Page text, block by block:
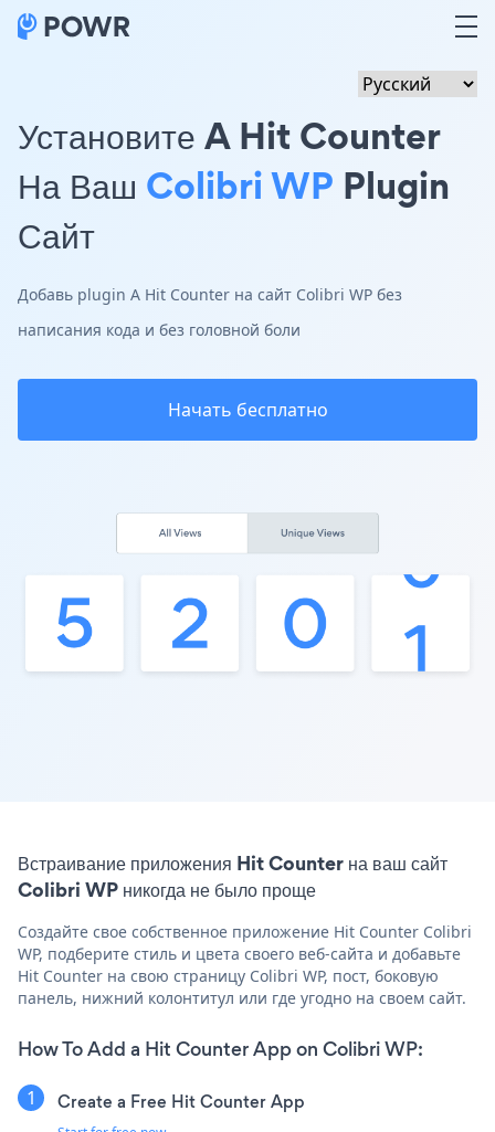
Установите A Hit Counter
На Ваш Colibri WP Plugin
Сайт
Добавь plugin A Hit Counter на сайт Colibri WP без
написания кода и без головной боли
Начать бесплатно
Встраивание приложения Hit Counter на ваш сайт
Colibri WP никогда не было проще
Создайте свое собственное приложение Hit Counter Colibri
WP, подберите стиль и цвета своего веб-сайта и добавьте
Hit Counter на свою страницу Colibri WP, пост, боковую
панель, нижний колонтитул или где угодно на своем сайт.
How To Add a Hit Counter App on Colibri WP:
Create a Free Hit Counter App